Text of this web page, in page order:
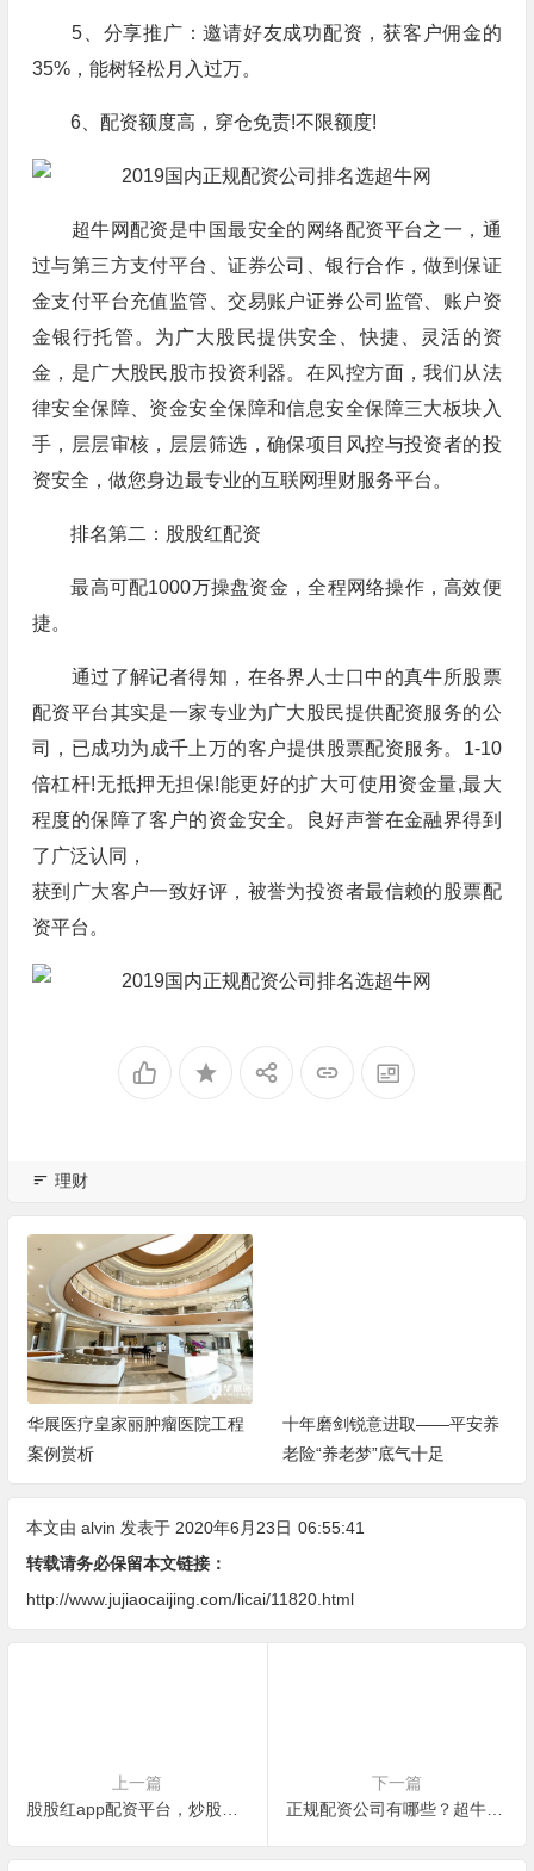
5、分享推广：邀请好友成功配资，获客户佣金的
35%，能树轻松月入过万。
6、配资额度高，穿仓免责!不限额度!
超牛网配资是中国最安全的网络配资平台之一，通
过与第三方支付平台、证券公司、银行合作，做到保证
金支付平台充值监管、交易账户证券公司监管、账户资
金银行托管。为广大股民提供安全、快捷、灵活的资
金，是广大股民股市投资利器。在风控方面，我们从法
律安全保障、资金安全保障和信息安全保障三大板块入
手，层层审核，层层筛选，确保项目风控与投资者的投
资安全，做您身边最专业的互联网理财服务平台。
排名第二：股股红配资
最高可配1000万操盘资金，全程网络操作，高效便
捷。
通过了解记者得知，在各界人士口中的真牛所股票
配资平台其实是一家专业为广大股民提供配资服务的公
司，已成功为成千上万的客户提供股票配资服务。1-10
倍杠杆!无抵押无担保!能更好的扩大可使用资金量,最大
程度的保障了客户的资金安全。良好声誉在金融界得到
了广泛认同，
获到广大客户一致好评，被誉为投资者最信赖的股票配
资平台。
理财
华展医疗皇家丽肿瘤医院工程
案例赏析
十年磨剑锐意进取——平安养
老险“养老梦”底气十足
本文由 alvin 发表于 2020年6月23日 06:55:41
转载请务必保留本文链接：
http://www.jujiaocaijing.com/licai/11820.html
上一篇
股股红app配资平台，炒股必备盈利神器
下一篇
正规配资公司有哪些？超牛网app炒股必备